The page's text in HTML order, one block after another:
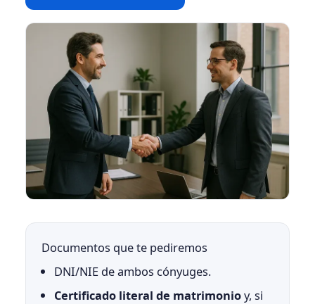
Documentos que te pediremos
DNI/NIE de ambos cónyuges.
Certificado literal de matrimonioy, si